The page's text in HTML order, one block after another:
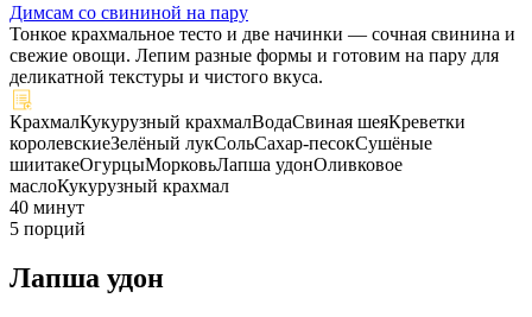
Димсам со свининой на пару
Тонкое крахмальное тесто и две начинки — сочная свинина и
свежие овощи. Лепим разные формы и готовим на пару для
деликатной текстуры и чистого вкуса.
КрахмалКукурузный крахмалВодаСвиная шеяКреветки
королевскиеЗелёный лукСольСахар-песокСушёные
шиитакеОгурцыМорковьЛапша удонОливковое
маслоКукурузный крахмал
40 минут
5 порций
Лапша удон